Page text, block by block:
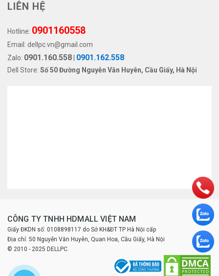
LIÊN HỆ
Hotline: 0901160558
Email: dellpc.vn@gmail.com
Zalo: 0901.160.558 0901.162.558
Dell Store: Số 50 Đường Nguyễn Văn Huyên, Cầu Giấy, Hà Nội
CÔNG TY TNHH HDMALL VIỆT NAM
Giấy ĐKDN số: 0108898117 do Sở KH&ĐT TP Hà Nội cấp
Địa chỉ: 50 Nguyễn Văn Huyên, Quan Hoa, Cầu Giấy, Hà Nội
© 2010 - 2025 DELLPC.